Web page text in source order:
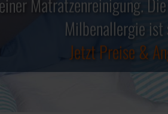
Milbenallergie
Jetzt Preise &
Jetzt Preise &
✓ Kosten
Jetzt Preise &